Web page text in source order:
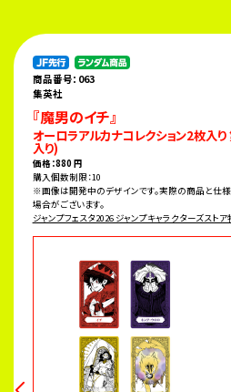
商品番号：063
集英社
『魔男のイチ』
オーロラアルカナコレクション2枚入
入り)
価格：880 円
購入個数制限：10
※画像は開発中のデザインです。実際の商品と仕様
場合がございます。
ジャンプフェスタ2026 ジャンプキャラクターズスト